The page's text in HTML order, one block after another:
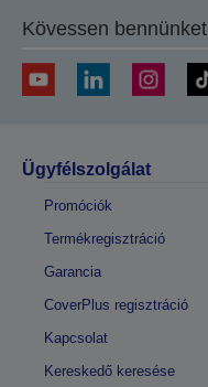
Kövessen bennünket
Ügyfélszolgálat
Promóciók
Termékregisztráció
Garancia
CoverPlus regisztráció
Kapcsolat
Kereskedő keresése